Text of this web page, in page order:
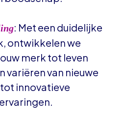
: Met een duidelijke
ontwikkelen we
merk tot leven
variëren van nieuwe
innovatieve